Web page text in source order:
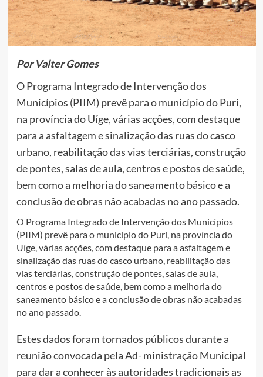
Por Valter Gomes
O Programa Integrado de Intervenção dos
Municípios (PIIM) prevê para o município do Puri,
na província do Uíge, várias acções, com destaque
para a asfaltagem e sinalização das ruas do casco
urbano, reabilitação das vias terciárias, construção
de pontes, salas de aula, centros e postos de saúde,
bem como a melhoria do saneamento básico e a
conclusão de obras não acabadas no ano passado.
O Programa Integrado de Intervenção dos Municípios
(PIIM) prevê para o município do Puri, na província do
Uíge, várias acções, com destaque para a asfaltagem e
sinalização das ruas do casco urbano, reabilitação das
vias terciárias, construção de pontes, salas de aula,
centros e postos de saúde, bem como a melhoria do
saneamento básico e a conclusão de obras não acabadas
no ano passado.
Estes dados foram tornados públicos durante a
reunião convocada pela Ad- ministração Municipal
para dar a conhecer às autoridades tradicionais as